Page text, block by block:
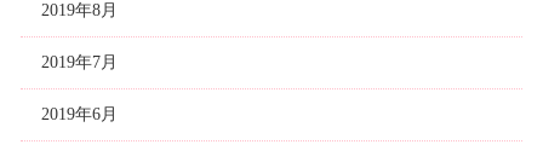
2019年8月
2019年7月
2019年6月